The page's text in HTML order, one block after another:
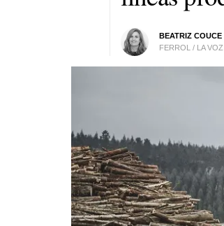
BEATRIZ COUCE
FERROL / LA VOZ